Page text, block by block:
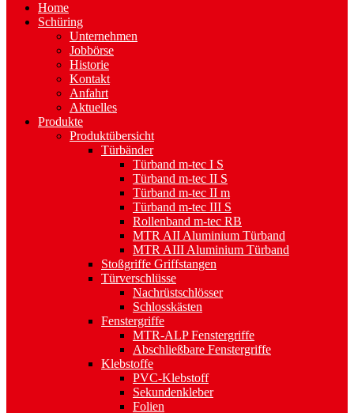
Home
Schüring
Unternehmen
Jobbörse
Historie
Kontakt
Anfahrt
Aktuelles
Produkte
Produktübersicht
Türbänder
Türband m-tec I S
Türband m-tec II S
Türband m-tec II m
Türband m-tec III S
Rollenband m-tec RB
MTR AII Aluminium Türband
MTR AIII Aluminium Türband
Stoßgriffe Griffstangen
Türverschlüsse
Nachrüstschlösser
Schlosskästen
Fenstergriffe
MTR-ALP Fenstergriffe
Abschließbare Fenstergriffe
Klebstoffe
PVC-Klebstoff
Sekundenkleber
Folien